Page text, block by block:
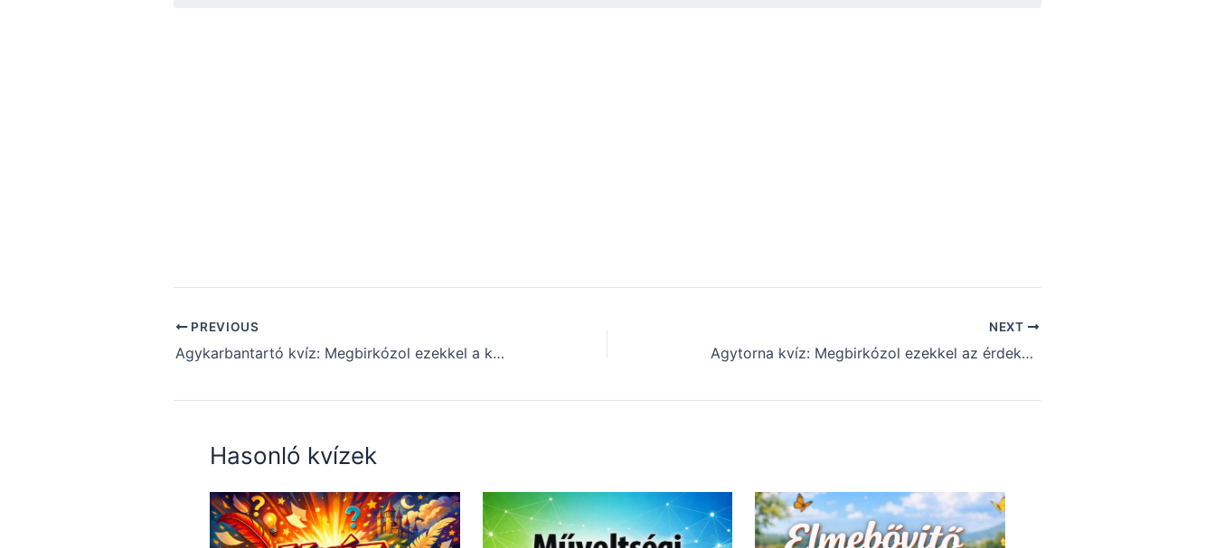
PREVIOUS
Agykarbantartó kvíz: Megbirkózol ezekkel a kérdésekkel? (692)
NEXT
Agytorna kvíz: Megbirkózol ezekkel az érdekes feladványokkal? (581)
Hasonló kvízek